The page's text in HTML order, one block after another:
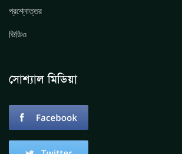
প্রশ্নোত্তর
ভিডিও
সোশ্যাল মিডিয়া